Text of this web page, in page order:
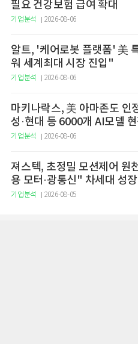
필요 건강보험 급여 확대
기업분석 2026-08-06
알트, '케어로봇 플랫폼' 美
워 세계최대 시장 진입"
기업분석 2026-08-06
마키나락스, 美 아마존도 인
성·현대 등 6000개 AI모델
기업분석 2026-08-06
져스텍, 초정밀 모션제어 원
용 모터·광통신" 차세대 성
기업분석 2026-08-05